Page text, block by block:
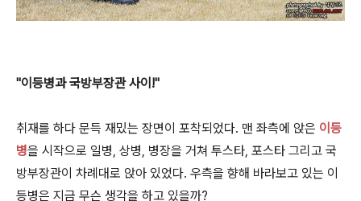
"이등병과 국방부장관 사이!"
취재를 하다 문득 재밌는 장면이 포착되었다. 맨 좌측에 앉은 이등
병을 시작으로 일병, 상병, 병장을 거쳐 투스타, 포스타 그리고 국
방부장관이 차례대로 앉아 있었다. 우측을 향해 바라보고 있는 이
등병은 지금 무슨 생각을 하고 있을까?